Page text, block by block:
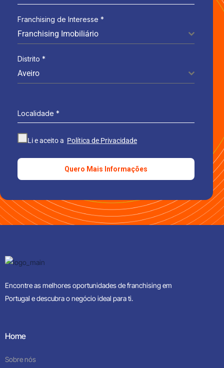
Franchising de Interesse *
Franchising Imobiliário
Distrito *
Aveiro
Localidade *
Li e aceito a Política de Privacidade
Quero Mais Informações
Encontre as melhores oportunidades de franchising em
Portugal e descubra o negócio ideal para ti.
Home
Sobre nós